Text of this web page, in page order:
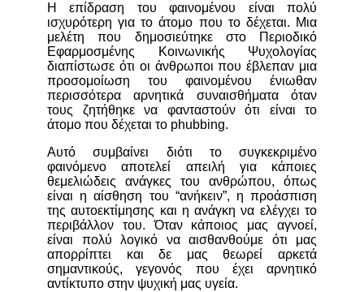
Η επίδραση του φαινομένου είναι πολύ
ισχυρότερη για το άτομο που το δέχεται. Μια
μελέτη που δημοσιεύτηκε στο Περιοδικό
Εφαρμοσμένης Κοινωνικής Ψυχολογίας
διαπίστωσε ότι οι άνθρωποι που έβλεπαν μια
προσομοίωση του φαινομένου ένιωθαν
περισσότερα αρνητικά συναισθήματα όταν
τους ζητήθηκε να φανταστούν ότι είναι το
άτομο που δέχεται το phubbing.
Αυτό συμβαίνει διότι το συγκεκριμένο
φαινόμενο αποτελεί απειλή για κάποιες
θεμελιώδεις ανάγκες του ανθρώπου, όπως
είναι η αίσθηση του “ανήκειν”, η προάσπιση
της αυτοεκτίμησης και η ανάγκη να ελέγχει το
περιβάλλον του. Όταν κάποιος μας αγνοεί,
είναι πολύ λογικό να αισθανθούμε ότι μας
απορρίπτει και δε μας θεωρεί αρκετά
σημαντικούς, γεγονός που έχει αρνητικό
αντίκτυπο στην ψυχική μας υγεία.